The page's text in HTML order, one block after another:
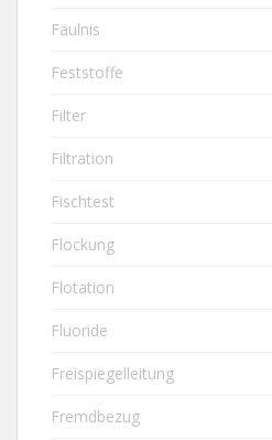
Fäulnis
Feststoffe
Filter
Filtration
Fischtest
Flockung
Flotation
Fluoride
Freispiegelleitung
Fremdbezug